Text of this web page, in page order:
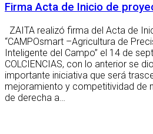
Firma Acta de Inicio de
ZAITA realizó firma del Acta de
“CAMPOsmart –Agricultura de
Inteligente del Campo” el 14 de
COLCIENCIAS, con lo anterior se
importante iniciativa que será
mejoramiento y competitividad de
de derecha a…